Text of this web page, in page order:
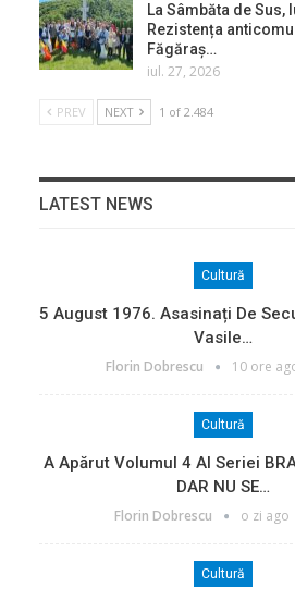
La Sâmbăta de Sus,
Rezistența
Făgăraș…
iul. 27, 2026
PREV NEXT 1 of 2.484
LATEST NEWS
Cultură
5 August 1976. Asasinați De
Vasile…
Florin Dobrescu 10 ore
Cultură
A Apărut Volumul 4 Al Seriei
DAR NU SE…
Florin Dobrescu o zi ago
Cultură